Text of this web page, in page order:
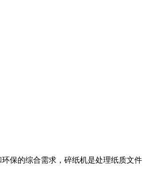
保的综合需求，碎纸机是处理纸质文件